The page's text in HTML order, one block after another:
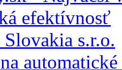
efektívnosť
s.r.o.